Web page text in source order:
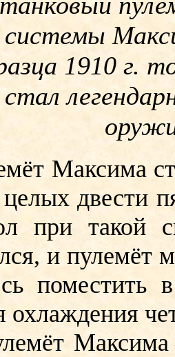
системы
1910 г.
стал
Максима
двести
при такой
и пулемёт
поместить
охлаждения
Максима